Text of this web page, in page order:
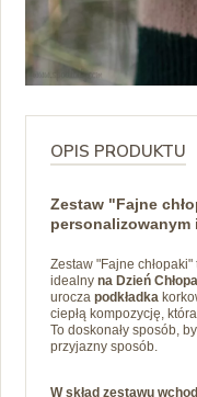
OPIS PRODUKTU
Zestaw "Fajne
personalizowanym
Zestaw "Fajne chłopaki"
idealny na Dzień
urocza podkładka
ciepłą kompozycję,
To doskonały sposób,
przyjazny sposób.
W skład zestawu